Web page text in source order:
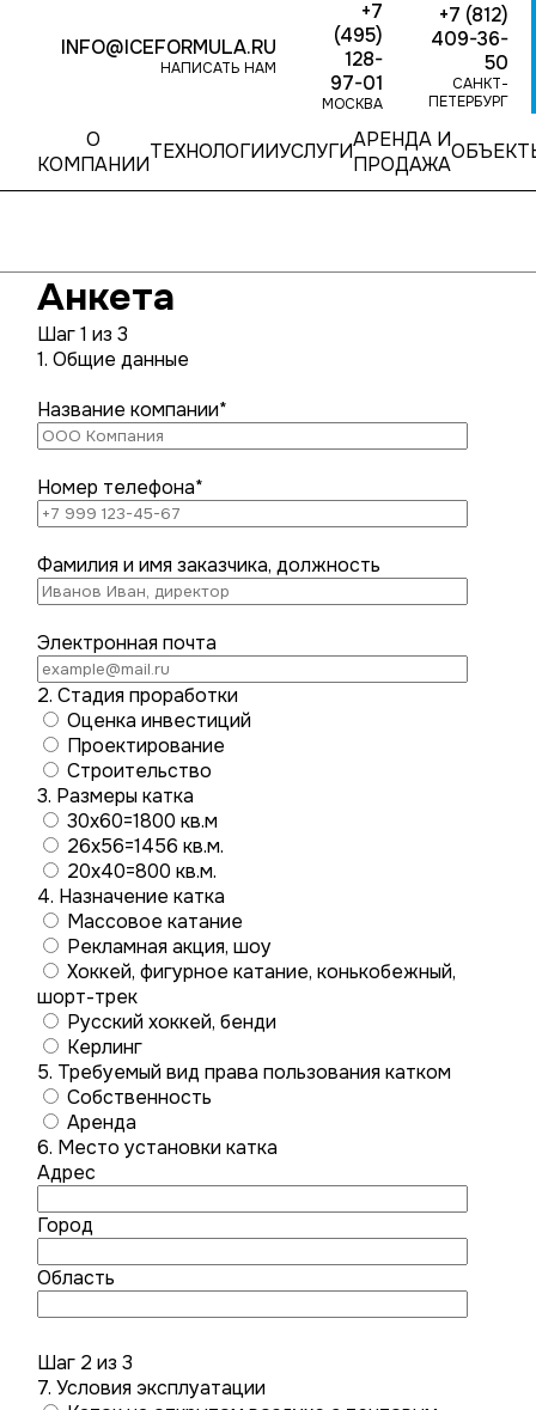
INFO@ICEFORMULA.RU
НАПИСАТЬ НАМ
+7
(495)
128-
97-01
МОСКВА
+7 (812)
409-36-
50
САНКТ-
ПЕТЕРБУРГ
О
КОМПАНИИТЕХНОЛОГИИУСЛУГИАРЕНДА И
ПРОДАЖА
Анкета
Шаг 1 из 3
1. Общие данные
Название компании*
Номер телефона*
Фамилия и имя заказчика, должность
Электронная почта
2. Стадия проработки
Оценка инвестиций
Проектирование
Строительство
3. Размеры катка
30х60=1800 кв.м
26х56=1456 кв.м.
20х40=800 кв.м.
4. Назначение катка
Массовое катание
Рекламная акция, шоу
Хоккей, фигурное катание, конькобежный,
шорт-трек
Русский хоккей, бенди
Керлинг
5. Требуемый вид права пользования катком
Собственность
Аренда
6. Место установки катка
Адрес
Город
Область
Шаг 2 из 3
7. Условия эксплуатации